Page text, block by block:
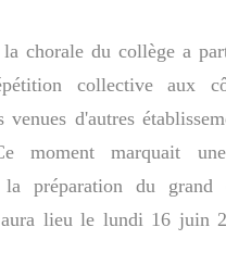
chorale du collège a
collective aux
venues d'autres
moment marquait
la préparation du grand
lieu le lundi 16 juin